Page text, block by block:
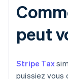
peut
Stripe Tax
puissiez vous